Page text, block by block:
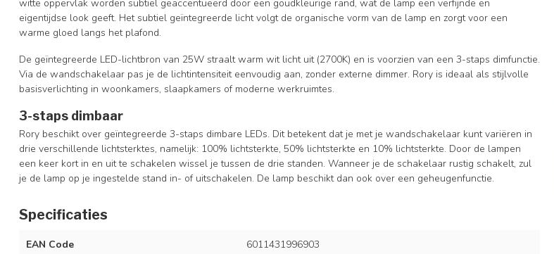
witte oppervlak worden subtiel geaccentueerd door een goudkleurige rand, wat de lamp een verfijnde en
eigentijdse look geeft. Het subtiel geïntegreerde licht volgt de organische vorm van de lamp en zorgt voor een
warme gloed langs het plafond.
De geïntegreerde LED-lichtbron van 25W straalt warm wit licht uit (2700K) en is voorzien van een 3-staps dimfunctie.
Via de wandschakelaar pas je de lichtintensiteit eenvoudig aan, zonder externe dimmer. Rory is ideaal als stijlvolle
basisverlichting in woonkamers, slaapkamers of moderne werkruimtes.
3-staps dimbaar
Rory beschikt over geïntegreerde 3-staps dimbare LEDs. Dit betekent dat je met je wandschakelaar kunt variëren in
drie verschillende lichtsterktes, namelijk: 100% lichtsterkte, 50% lichtsterkte en 10% lichtsterkte. Door de lampen
een keer kort in en uit te schakelen wissel je tussen de drie standen. Wanneer je de schakelaar rustig schakelt, zul
je de lamp op je ingestelde stand in- of uitschakelen. De lamp beschikt dan ook over een geheugenfunctie.
Specificaties
EAN Code 6011431996903